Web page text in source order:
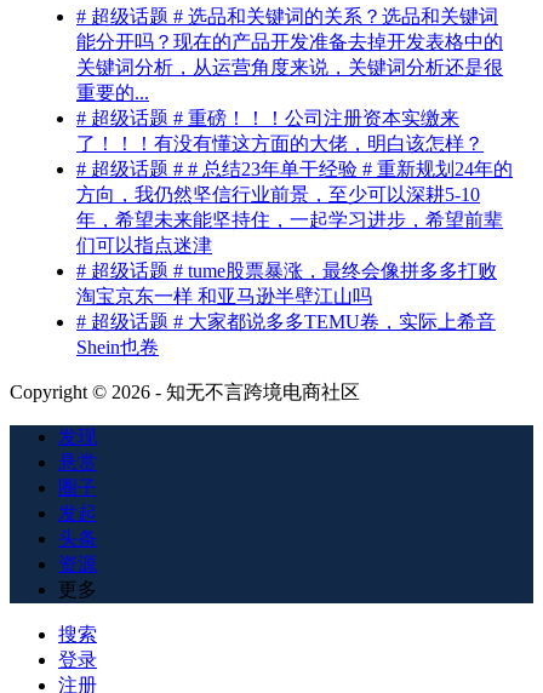
# 超级话题 # 选品和关键词的关系？选品和关键词
能分开吗？现在的产品开发准备去掉开发表格中的
关键词分析，从运营角度来说，关键词分析还是很
重要的...
# 超级话题 # 重磅！！！公司注册资本实缴来
了！！！有没有懂这方面的大佬，明白该怎样？
# 超级话题 # # 总结23年单干经验 # 重新规划24年的
方向，我仍然坚信行业前景，至少可以深耕5-10
年，希望未来能坚持住，一起学习进步，希望前辈
们可以指点迷津
# 超级话题 # tume股票暴涨，最终会像拼多多打败
淘宝京东一样 和亚马逊半壁江山吗
# 超级话题 # 大家都说多多TEMU卷，实际上希音
Shein也卷
Copyright © 2026 - 知无不言跨境电商社区
发现
悬赏
圈子
发起
头条
资源
更多
搜索
登录
注册